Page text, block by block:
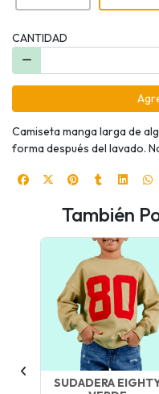
CANTIDAD
Camiseta manga larga de
forma después del lavado.
También
SUDADERA